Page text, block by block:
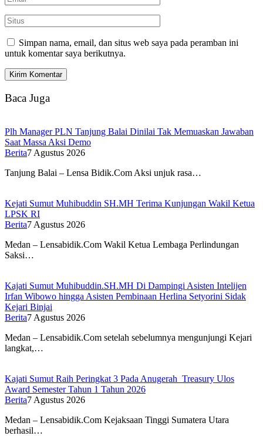
Simpan nama, email, dan situs web saya pada peramban ini
untuk komentar saya berikutnya.
Baca Juga
Plh Manager PLN Tanjung Balai Dinilai Tak Memuaskan Jawaban
Saat Massa Aksi Demo
Berita7 Agustus 2026
Tanjung Balai – Lensa Bidik.Com Aksi unjuk rasa…
Kejati Sumut Muhibuddin SH.MH Terima Kunjungan Wakil Ketua
LPSK RI
Berita7 Agustus 2026
Medan – Lensabidik.Com Wakil Ketua Lembaga Perlindungan
Saksi…
Kajati Sumut Muhibuddin.SH.MH Di Dampingi Asisten Intelijen
Irfan Wibowo hingga Asisten Pembinaan Herlina Setyorini Sidak
Kejari Binjai
Berita7 Agustus 2026
Medan – Lensabidik.Com setelah sebelumnya mengunjungi Kejari
langkat,…
Kajati Sumut Raih Peringkat 3 Pada Anugerah Treasury Ulos
Award Semester Tahun 1 Tahun 2026
Berita7 Agustus 2026
Medan – Lensabidik.Com Kejaksaan Tinggi Sumatera Utara
berhasil…